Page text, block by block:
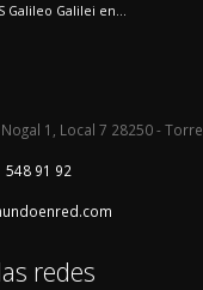
Galileo Galilei en...
Nogal 1, Local 7 28250 -
548 91 92
redes